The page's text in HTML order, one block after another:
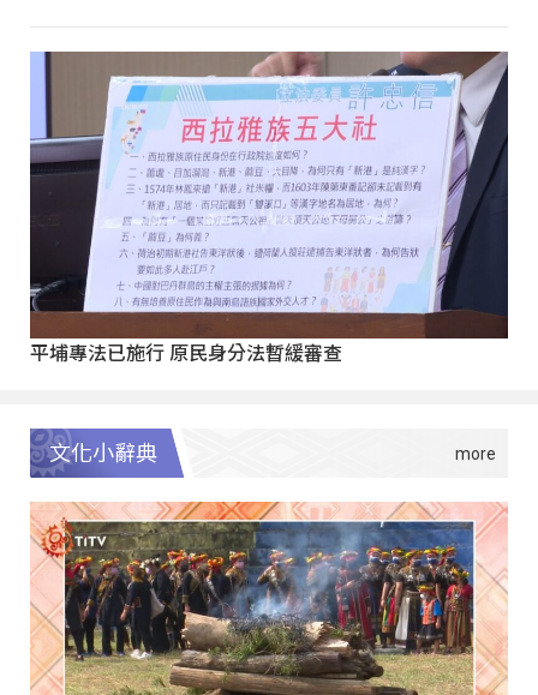
平埔專法已施行 原民身分法暫緩審查
文化小辭典